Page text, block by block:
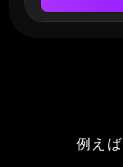
例え